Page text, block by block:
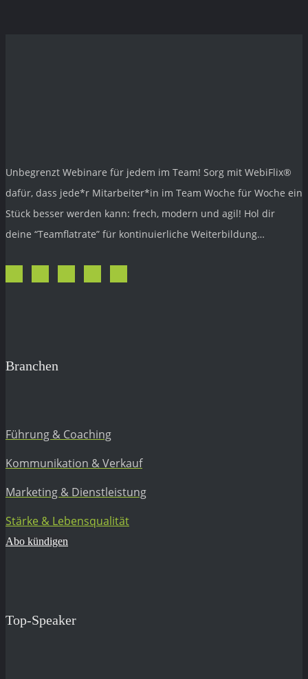
Unbegrenzt Webinare für jedem im Team! Sorg mit WebiFlix®
dafür, dass jede*r Mitarbeiter*in im Team Woche für Woche ein
Stück besser werden kann: frech, modern und agil! Hol dir
deine “Teamflatrate” für kontinuierliche Weiterbildung…
Branchen
Führung & Coaching
Kommunikation & Verkauf
Marketing & Dienstleistung
Stärke & Lebensqualität
Abo kündigen
Top-Speaker